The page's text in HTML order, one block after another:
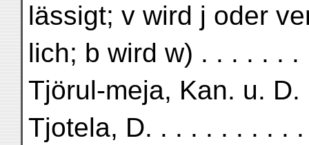
lässigt; v wird j oder
lich; b wird w) . . . . . . .
Tjörul-meja, Kan. u.
Tjotela, D. . . . . . . . . .